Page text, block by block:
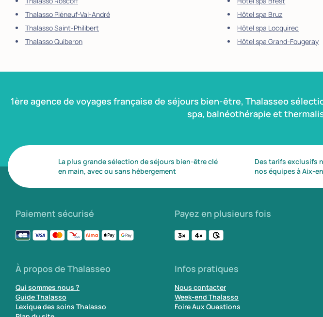
Thalasso Pléneuf-Val-André
Thalasso Saint-Philibert
Thalasso Quiberon
Hôtel spa Bruz
Hôtel spa Locquirec
Hôtel spa Grand-Fougeray
1ère agence de voyages française de séjours bien-être, Thalasseo
spa, balnéothérapie et
La plus grande sélection de séjours bien-être clé
en main, avec ou sans hébergement
Des tarifs exclusifs
nos équipes à Aix-
Paiement sécurisé Payez en plusieurs fois
À propos de Thalasseo
Qui sommes nous ?
Guide Thalasso
Lexique des soins Thalasso
Infos pratiques
Nous contacter
Week-end Thalasso
Foire Aux Questions